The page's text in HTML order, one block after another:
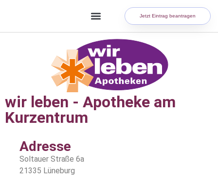
Jetzt Eintrag beantragen
wir leben - Apotheke am
Kurzentrum
Adresse
Soltauer Straße 6a
21335 Lüneburg